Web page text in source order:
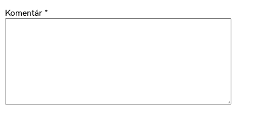
Komentár *